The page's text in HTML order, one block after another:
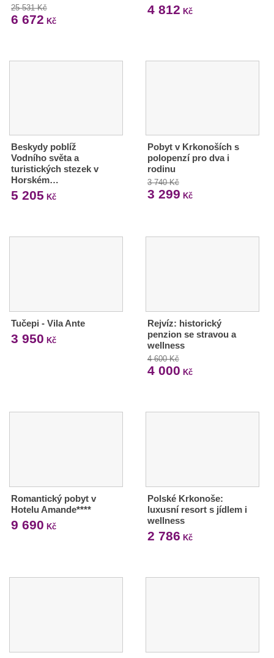
25 531 Kč
6 672 Kč
4 812 Kč
Beskydy poblíž
Vodního světa a
turistických stezek v
Horském…
5 205 Kč
Pobyt v Krkonoších s
polopenzí pro dva i
rodinu
3 740 Kč
3 299 Kč
Tučepi - Vila Ante
3 950 Kč
Rejvíz: historický
penzion se stravou a
wellness
4 600 Kč
4 000 Kč
Romantický pobyt v
Hotelu Amande****
9 690 Kč
Polské Krkonoše:
luxusní resort s jídlem i
wellness
2 786 Kč